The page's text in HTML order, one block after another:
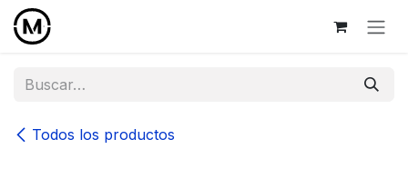
Ir al contenido
Todos los productos